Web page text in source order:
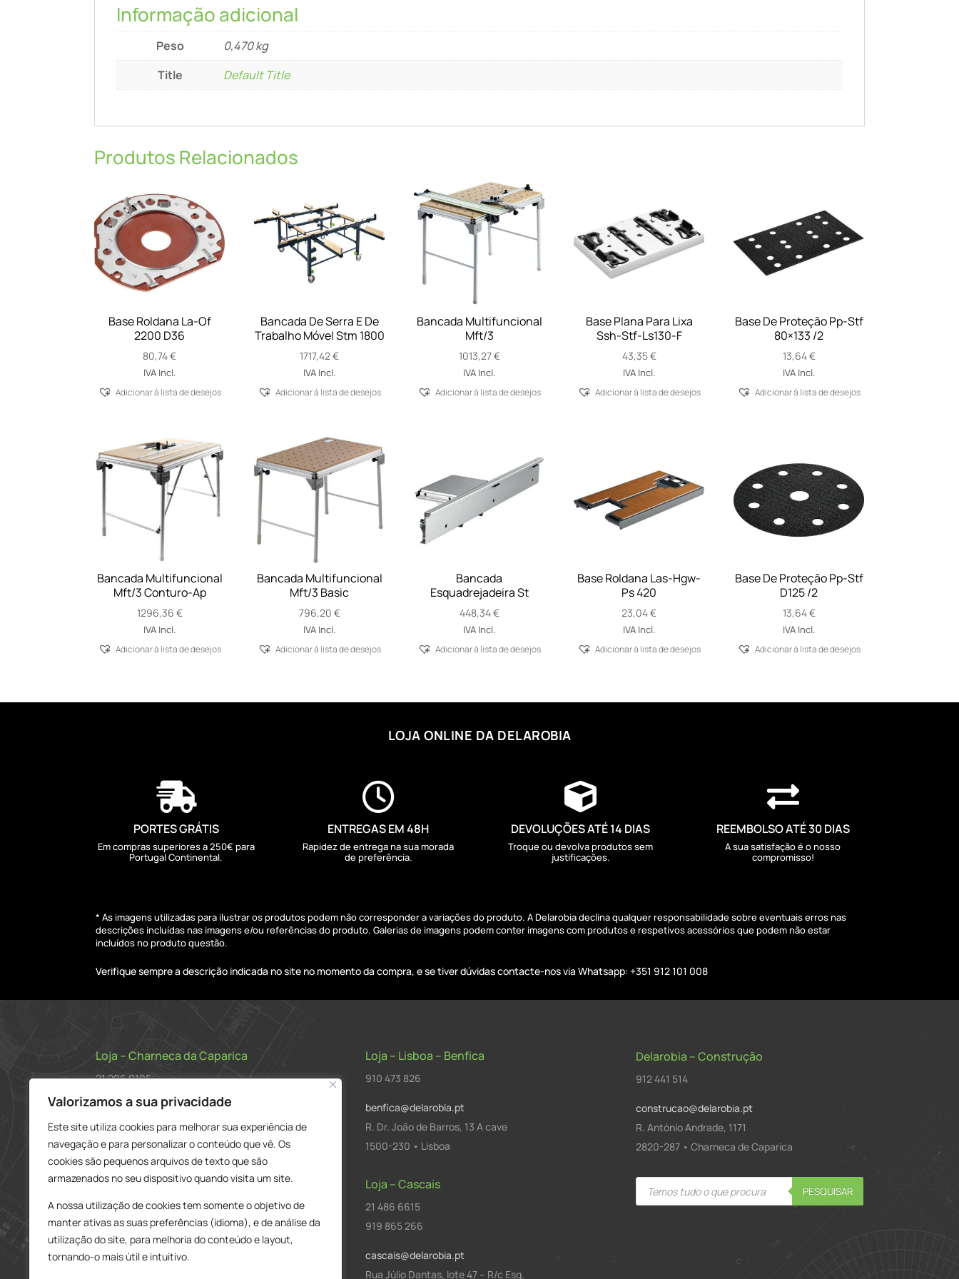
Valorizamos a sua privacidade
Este site utiliza cookies para melhorar sua experiência de
navegação e para personalizar o conteúdo que vê. Os
cookies são pequenos arquivos de texto que são
armazenados no seu dispositivo quando visita um site.
A nossa utilização de cookies tem somente o objetivo de
manter ativas as suas preferências (idioma), e de análise da
utilização do site, para melhoria do conteúdo e layout,
tornando-o mais útil e intuitivo.
Informação adicional
Peso
0,470 kg
Title
Default Title
Produtos Relacionados
Base Roldana La-Of
2200 D36
80,74€
IVA Incl.
Adicionar á lista de desejos
Bancada De Serra E De
Trabalho Móvel Stm 1800
1717,42€
IVA Incl.
Adicionar á lista de desejos
Bancada Multifuncional
Mft/3
1013,27€
IVA Incl.
Adicionar á lista de desejos
Base Plana Para Lixa
Ssh-Stf-Ls130-F
43,35€
IVA Incl.
Adicionar á lista de desejos
Base De Proteção Pp-Stf
80×133 /2
13,64€
IVA Incl.
Adicionar á lista de desejos
Bancada Multifuncional
Mft/3 Conturo-Ap
1296,36 €
IVA Incl.
Adicionar á lista de desejos
Bancada Multifuncional
Mft/3 Basic
796,20 €
IVA Incl.
Adicionar á lista de desejos
Bancada
Esquadrejadeira St
448,34€
IVA Incl.
Adicionar á lista de desejos
Base Roldana Las-Hgw-
Ps 420
23,04€
IVA Incl.
Adicionar á lista de desejos
Base De Proteção Pp-Stf
D125 /2
13,64€
IVA Incl.
Adicionar á lista de desejos
LOJA ONLINE DA DELAROBIA

PORTES GRÁTIS
Em compras superiores a 250€ para
Portugal Continental.

ENTREGAS EM 48H
Rapidez de entrega na sua morada
de preferência.

DEVOLUÇÕES ATÉ 14 DIAS
Troque ou devolva produtos sem
justificações.

REEMBOLSO ATÉ 30 DIAS
A sua satisfação é o nosso
compromisso!
* As imagens utilizadas para ilustrar os produtos podem não corresponder a variações do produto. A Delarobia declina qualquer responsabilidade sobre eventuais erros nas
descrições incluídas nas imagens e/ou referências do produto. Galerias de imagens podem conter imagens com produtos e respetivos acessórios que podem não estar
incluídos no produto questão.
Verifique sempre a descrição indicada no site no momento da compra, e se tiver dúvidas contacte-nos via Whatsapp: +351 912 101 008
Loja – Charneca da Caparica
21 296 0195
912 606 251
charneca@delarobia.pt
R. António Andrade, 1116
2820-287 • Charneca da Caparica
Loja – Lisboa – Benfica
910 473 826
benfica@delarobia.pt
R. Dr. João de Barros, 13 A cave
1500-230 • Lisboa
Loja – Tires
214 453 329
919 865 192
919 865 292
Loja – Cascais
21 486 6615
919 865 266
cascais@delarobia.pt
Rua Júlio Dantas, lote 47 – R/c Esq.
Delarobia – Construção
912 441 514
construcao@delarobia.pt
R. António Andrade, 1171
2820-287 • Charneca de Caparica
Products
search PESQUISAR